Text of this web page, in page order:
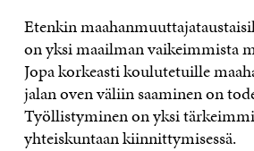
Etenkin
on yksi maailman vaikeimmista
Jopa korkeasti koulutetuille
jalan oven väliin saaminen on
Työllistyminen on yksi
yhteiskuntaan kiinnittymisessä.